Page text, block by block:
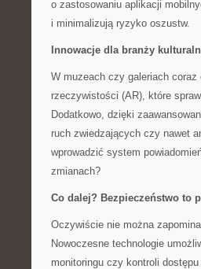
o zastosowaniu aplikacji
i minimalizują ryzyko oszustw.
Innowacje dla branży
W muzeach czy galeriach
rzeczywistości (AR), które
Dodatkowo, dzięki
ruch zwiedzających czy nawet
wprowadzić system
zmianach?
Co dalej? Bezpieczeństwo to
Oczywiście nie można
Nowoczesne technologie
monitoringu czy kontroli